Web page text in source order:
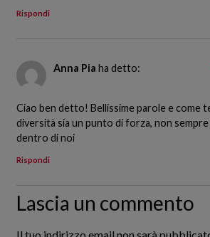
Rispondi
Anna Pia ha detto:
Ciao ben detto! Bellissime parole e come
diversità sia un punto di forza, non
dentro di noi
Rispondi
Lascia un commento